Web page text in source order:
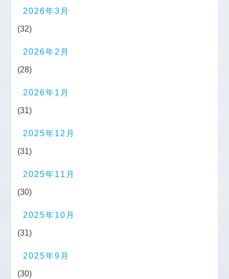
2026年3月
(32)
2026年2月
(28)
2026年1月
(31)
2025年12月
(31)
2025年11月
(30)
2025年10月
(31)
2025年9月
(30)